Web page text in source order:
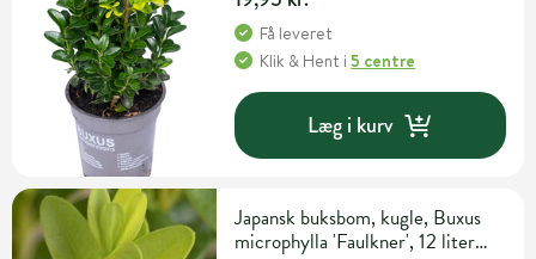
Få leveret
Klik & Hent i5 centre
Læg i kurv
Japansk buksbom, kugle, Buxus
microphylla 'Faulkner', 12 liter